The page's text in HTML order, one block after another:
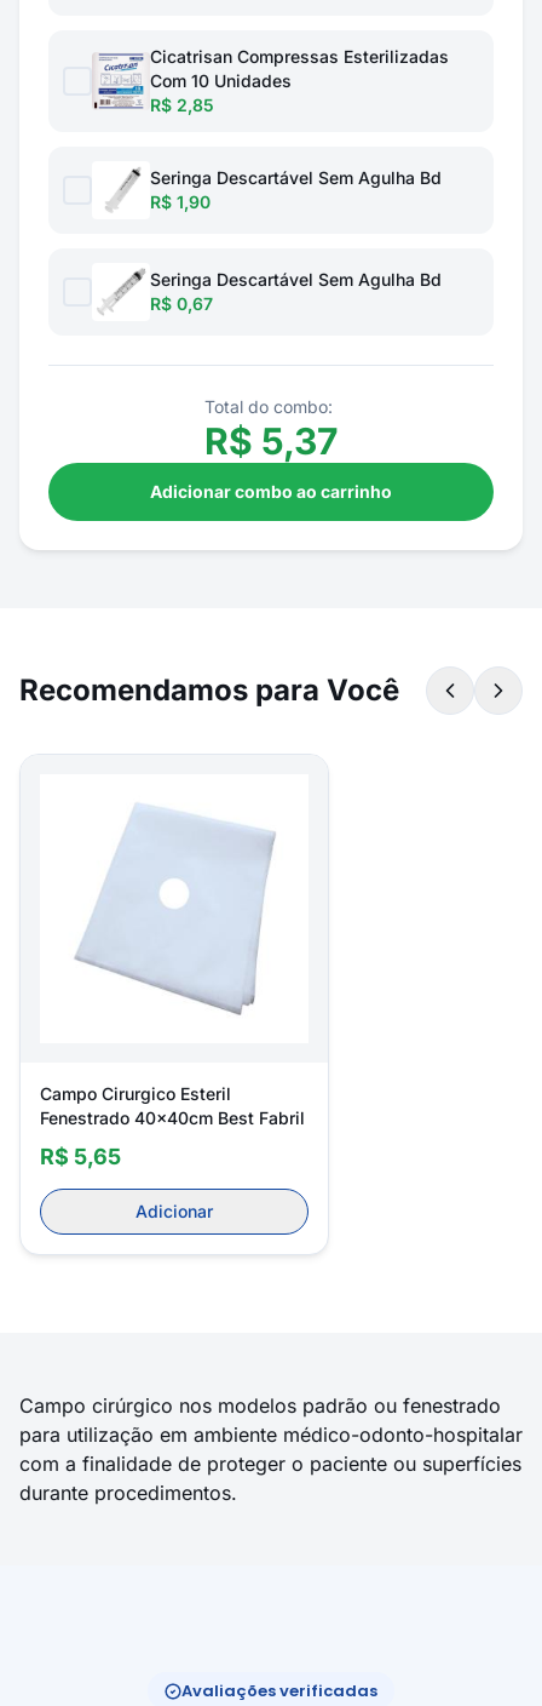
Cicatrisan Compressas Esterilizadas
Com 10 Unidades
R$ 2,85
Seringa Descartável Sem Agulha Bd
R$ 1,90
Seringa Descartável Sem Agulha Bd
R$ 0,67
Total do combo:
R$ 5,37
Adicionar combo ao carrinho
Recomendamos para Você
Campo Cirurgico Esteril
Fenestrado 40x40cm Best Fabril
R$ 5,65
Adicionar
Campo cirúrgico nos modelos padrão ou fenestrado
para utilização em ambiente médico-odonto-hospitalar
com a finalidade de proteger o paciente ou superfícies
durante procedimentos.
Avaliações verificadas